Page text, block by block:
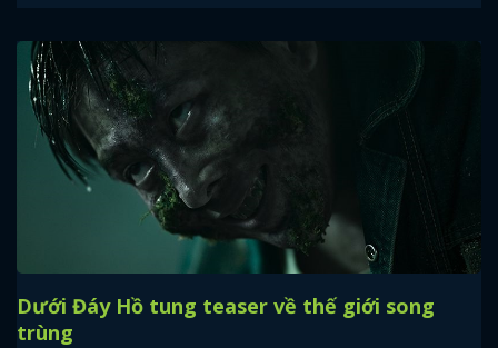
Dưới Đáy Hồ tung teaser về thế giới song
trùng